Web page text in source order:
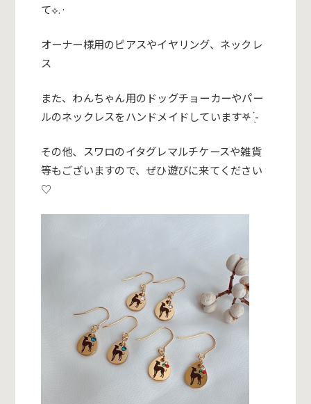
て⟡.·
オーナー様用のピアスやイヤリング、ネックレ
ス
また、 わんちゃん用のドッグチョーカーやパー
ルのネックレスをハンドメイドしています‎𖤐 ̖́-‬
その他、
スワロのイタグレマルチケースや雑貨
等もございますので、ぜひ遊びに来てください
♡